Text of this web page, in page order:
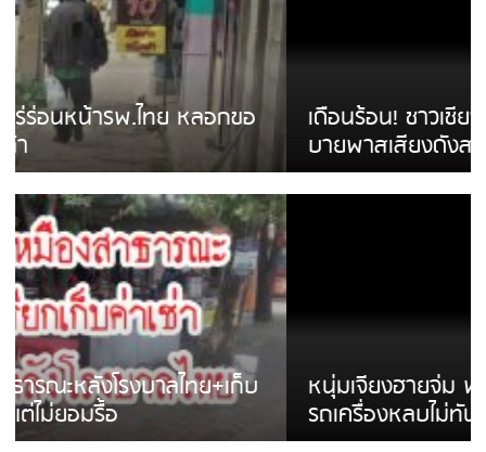
เดือนร้อน! ชาวเชียงรายบ่นรถ Isuzu สีขาวซิ่ง
บายพาสเสียงดังสร้างความรำคาญ
หนุ่มเจียงฮายจ่ม พบถังน้ำดื่มตกกลางถนน
รถเครื่องหลบไม่ทันล้มบาดเจ็บ